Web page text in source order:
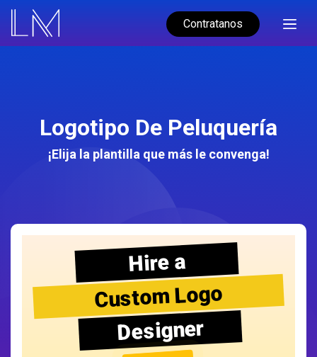
Contratanos
Logotipo De Peluquería
¡Elija la plantilla que más le convenga!
Hire a
Custom Logo
Designer